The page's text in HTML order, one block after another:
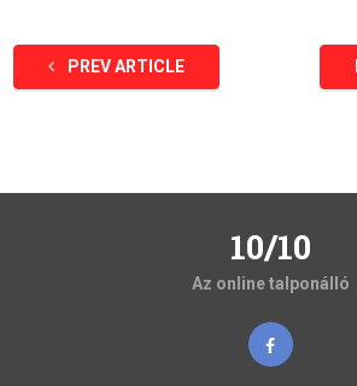
PREV ARTICLE
10/10
Az online talponálló